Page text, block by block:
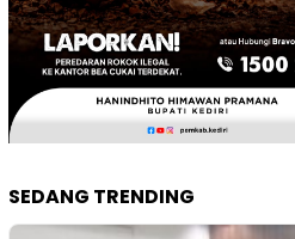
SEDANG TRENDING